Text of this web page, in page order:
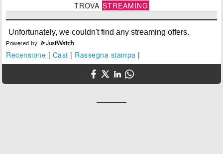
TROVA STREAMING
Powered by
Recensione | Cast | Rassegna stampa |